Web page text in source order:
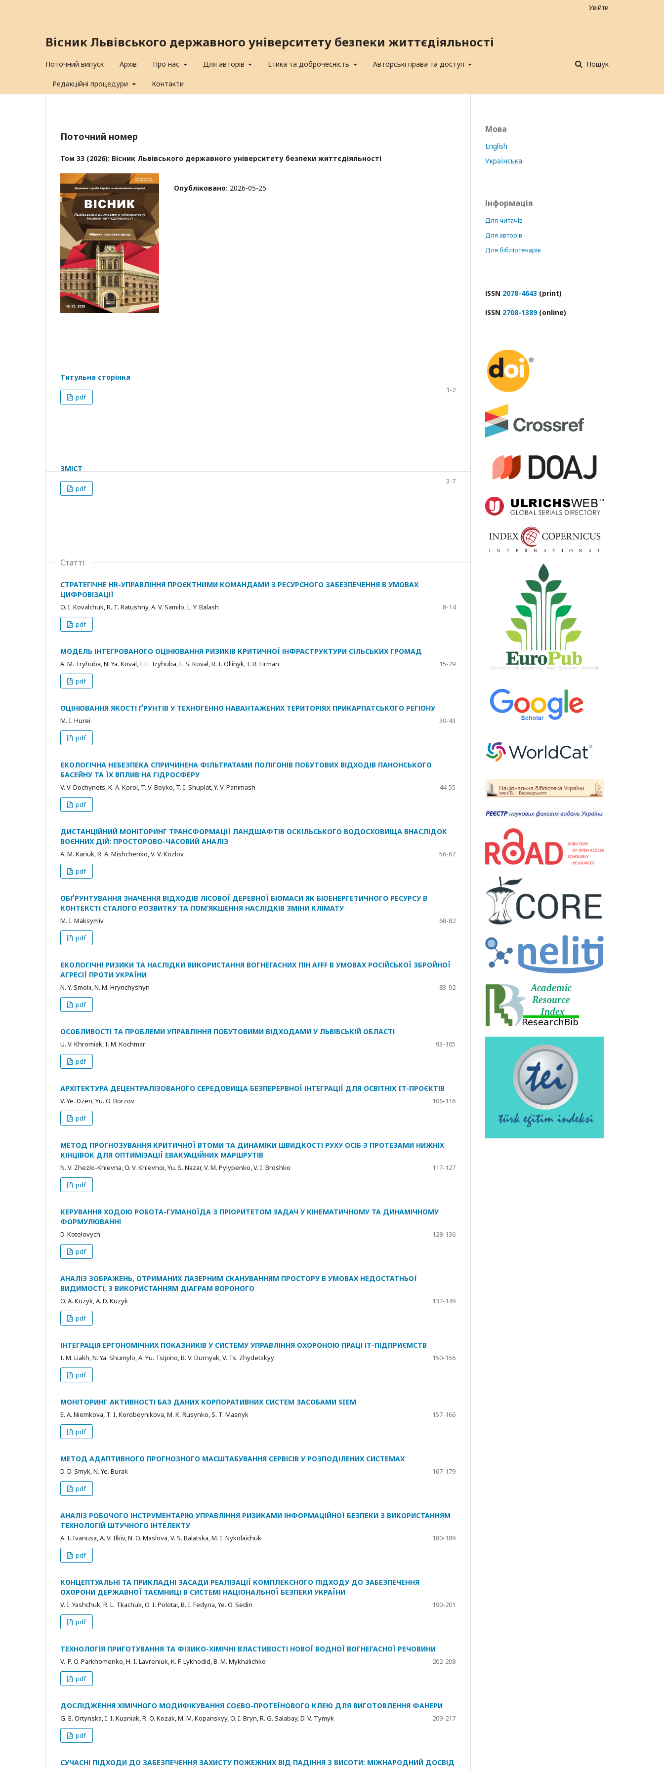
Вісник Львівського державного університету безпеки життєдіяльності
Поточний випуск Архів Про нас Для авторів Етика та доброчесність Авторські права та доступ
Редакційні процедури Контакти
Пошук
Увійти
Поточний номер
Том 33 (2026): Вісник Львівського державного університету безпеки життєдіяльності
Опубліковано: 2026-05-25
Титульна сторінка
1-2
pdf
ЗМІСТ
3-7
pdf
Статті
СТРАТЕГІЧНЕ HR-УПРАВЛІННЯ ПРОЄКТНИМИ КОМАНДАМИ З РЕСУРСНОГО ЗАБЕЗПЕЧЕННЯ В УМОВАХ
ЦИФРОВІЗАЦІЇ
O. I. Kovalchuk, R. T. Ratushny, A. V. Samilo, L. Y. Balash
8-14
pdf
МОДЕЛЬ ІНТЕГРОВАНОГО ОЦІНЮВАННЯ РИЗИКІВ КРИТИЧНОЇ ІНФРАСТРУКТУРИ СІЛЬСЬКИХ ГРОМАД
A. M. Tryhuba, N. Ya. Koval, I. L. Tryhuba, L. S. Koval, R. I. Oliinyk, I. R. Firman
15-29
pdf
ОЦІНЮВАННЯ ЯКОСТІ ҐРУНТІВ У ТЕХНОГЕННО НАВАНТАЖЕНИХ ТЕРИТОРІЯХ ПРИКАРПАТСЬКОГО РЕГІОНУ
M. I. Hurei
30-43
pdf
ЕКОЛОГІЧНА НЕБЕЗПЕКА СПРИЧИНЕНА ФІЛЬТРАТАМИ ПОЛІГОНІВ ПОБУТОВИХ ВІДХОДІВ ПАНОНСЬКОГО
БАСЕЙНУ ТА ЇХ ВПЛИВ НА ГІДРОСФЕРУ
V. V. Dochynets, K. A. Korol, T. V. Boyko, T. I. Shuplat, Y. V. Panimash
44-55
pdf
ДИСТАНЦІЙНИЙ МОНІТОРИНГ ТРАНСФОРМАЦІЇ ЛАНДШАФТІВ ОСКІЛЬСЬКОГО ВОДОСХОВИЩА ВНАСЛІДОК
ВОЄННИХ ДІЙ: ПРОСТОРОВО-ЧАСОВИЙ АНАЛІЗ
A. M. Kariuk, R. A. Mishchenko, V. V. Kozlov
56-67
pdf
ОБҐРУНТУВАННЯ ЗНАЧЕННЯ ВІДХОДІВ ЛІСОВОЇ ДЕРЕВНОЇ БІОМАСИ ЯК БІОЕНЕРГЕТИЧНОГО РЕСУРСУ В
КОНТЕКСТІ СТАЛОГО РОЗВИТКУ ТА ПОМ’ЯКШЕННЯ НАСЛІДКІВ ЗМІНИ КЛІМАТУ
M. I. Maksymiv
68-82
pdf
ЕКОЛОГІЧНІ РИЗИКИ ТА НАСЛІДКИ ВИКОРИСТАННЯ ВОГНЕГАСНИХ ПІН AFFF В УМОВАХ РОСІЙСЬКОЇ ЗБРОЙНОЇ
АГРЕСІЇ ПРОТИ УКРАЇНИ
N. Y. Smolii, N. M. Hrynchyshyn
83-92
pdf
ОСОБЛИВОСТІ ТА ПРОБЛЕМИ УПРАВЛІННЯ ПОБУТОВИМИ ВІДХОДАМИ У ЛЬВІВСЬКІЙ ОБЛАСТІ
U. V. Khromiak, I. M. Kochmar
93-105
pdf
АРХІТЕКТУРА ДЕЦЕНТРАЛІЗОВАНОГО СЕРЕДОВИЩА БЕЗПЕРЕРВНОЇ ІНТЕГРАЦІЇ ДЛЯ ОСВІТНІХ IT-ПРОЄКТІВ
V. Ye. Dzen, Yu. O. Borzov
106-116
pdf
МЕТОД ПРОГНОЗУВАННЯ КРИТИЧНОЇ ВТОМИ ТА ДИНАМІКИ ШВИДКОСТІ РУХУ ОСІБ З ПРОТЕЗАМИ НИЖНІХ
КІНЦІВОК ДЛЯ ОПТИМІЗАЦІЇ ЕВАКУАЦІЙНИХ МАРШРУТІВ
N. V. Zhezlo-Khlevna, O. V. Khlevnoi, Yu. S. Nazar, V. M. Pylypenko, V. I. Broshko
117-127
pdf
КЕРУВАННЯ ХОДОЮ РОБОТА-ГУМАНОЇДА З ПРІОРИТЕТОМ ЗАДАЧ У КІНЕМАТИЧНОМУ ТА ДИНАМІЧНОМУ
ФОРМУЛЮВАННІ
D. Kotelovych
128-136
pdf
АНАЛІЗ ЗОБРАЖЕНЬ, ОТРИМАНИХ ЛАЗЕРНИМ СКАНУВАННЯМ ПРОСТОРУ В УМОВАХ НЕДОСТАТНЬОЇ
ВИДИМОСТІ, З ВИКОРИСТАННЯМ ДІАГРАМ ВОРОНОГО
O. A. Kuzyk, A. D. Kuzyk
137-149
pdf
ІНТЕГРАЦІЯ ЕРГОНОМІЧНИХ ПОКАЗНИКІВ У СИСТЕМУ УПРАВЛІННЯ ОХОРОНОЮ ПРАЦІ ІТ-ПІДПРИЄМСТВ
I. M. Liakh, N. Ya. Shumylo, A. Yu. Tsipino, B. V. Durnyak, V. Ts. Zhydetskyy
150-156
pdf
МОНІТОРИНГ АКТИВНОСТІ БАЗ ДАНИХ КОРПОРАТИВНИХ СИСТЕМ ЗАСОБАМИ SIEM
E. A. Niemkova, T. I. Korobeynikova, M. K. Rusynko, S. T. Masnyk
157-166
pdf
МЕТОД АДАПТИВНОГО ПРОГНОЗНОГО МАСШТАБУВАННЯ СЕРВІСІВ У РОЗПОДІЛЕНИХ СИСТЕМАХ
D. D. Smyk, N. Ye. Burak
167-179
pdf
АНАЛІЗ РОБОЧОГО ІНСТРУМЕНТАРІЮ УПРАВЛІННЯ РИЗИКАМИ ІНФОРМАЦІЙНОЇ БЕЗПЕКИ З ВИКОРИСТАННЯМ
ТЕХНОЛОГІЙ ШТУЧНОГО ІНТЕЛЕКТУ
A. I. Ivanusa, A. V. Ilkiv, N. O. Maslova, V. S. Balatska, M. I. Nykolaichuk
180-189
pdf
КОНЦЕПТУАЛЬНІ ТА ПРИКЛАДНІ ЗАСАДИ РЕАЛІЗАЦІЇ КОМПЛЕКСНОГО ПІДХОДУ ДО ЗАБЕЗПЕЧЕННЯ
ОХОРОНИ ДЕРЖАВНОЇ ТАЄМНИЦІ В СИСТЕМІ НАЦІОНАЛЬНОЇ БЕЗПЕКИ УКРАЇНИ
V. I. Yashchuk, R. L. Tkachuk, O. I. Polotai, B. I. Fedyna, Ye. O. Sedin
190-201
pdf
ТЕХНОЛОГІЯ ПРИГОТУВАННЯ ТА ФІЗИКО-ХІМІЧНІ ВЛАСТИВОСТІ НОВОЇ ВОДНОЇ ВОГНЕГАСНОЇ РЕЧОВИНИ
V.-P. O. Parkhomenko, H. I. Lavreniuk, K. F. Lykhodid, B. M. Mykhalichko
202-208
pdf
ДОСЛІДЖЕННЯ ХІМІЧНОГО МОДИФІКУВАННЯ СОЄВО-ПРОТЕЇНОВОГО КЛЕЮ ДЛЯ ВИГОТОВЛЕННЯ ФАНЕРИ
G. E. Ortynska, I. I. Kusniak, R. O. Kozak, M. M. Kopanskyy, O. I. Bryn, R. G. Salabay, D. V. Tymyk
209-217
pdf
СУЧАСНІ ПІДХОДИ ДО ЗАБЕЗПЕЧЕННЯ ЗАХИСТУ ПОЖЕЖНИХ ВІД ПАДІННЯ З ВИСОТИ: МІЖНАРОДНИЙ ДОСВІД
Мова
English
Українська
Інформація
Для читачів
Для авторів
Для бібліотекарів
ІSSN 2078-4643 (print)
ІSSN 2708-1389(online)